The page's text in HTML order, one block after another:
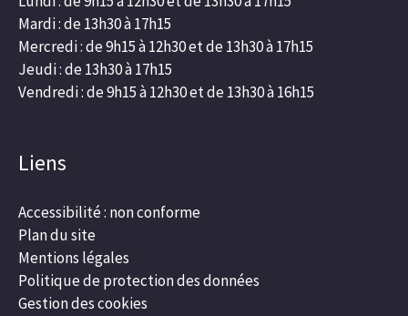
Mardi : de 13h30 à 17h15
Mercredi : de 9h15 à 12h30 et de 13h30 à 17h15
Jeudi : de 13h30 à 17h15
Vendredi : de 9h15 à 12h30 et de 13h30 à 16h15
Liens
Accessibilité : non conforme
Plan du site
Mentions légales
Politique de protection des données
Gestion des cookies